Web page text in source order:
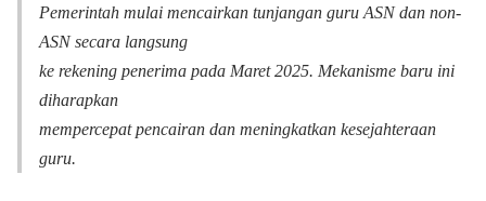
Pemerintah mulai mencairkan tunjangan guru ASN dan non-
ASN secara langsung
ke rekening penerima pada Maret 2025. Mekanisme baru ini
diharapkan
mempercepat pencairan dan meningkatkan kesejahteraan
guru.